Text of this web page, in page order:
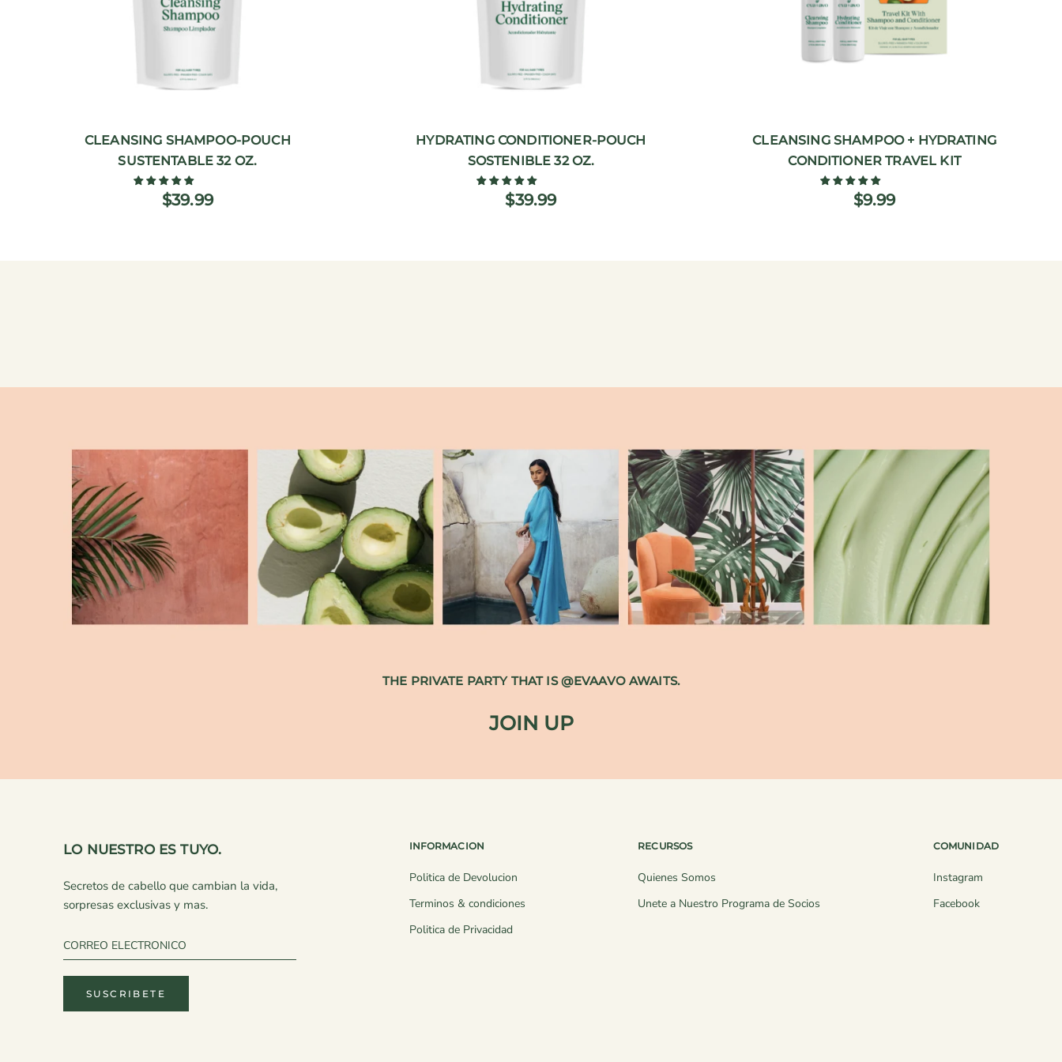
CLEANSING SHAMPOO-POUCH
SUSTENTABLE 32 OZ.
$39.99
HYDRATING CONDITIONER-POUCH
SOSTENIBLE 32 OZ.
$39.99
CLEANSING SHAMPOO + HYDRATING
CONDITIONER TRAVEL KIT
$9.99
THE PRIVATE PARTY THAT IS @EVAAVO AWAITS.
JOIN UP
LO NUESTRO ES TUYO.
Secretos de cabello que cambian la vida,
sorpresas exclusivas y mas.
SUSCRIBETE
INFORMACION
Politica de Devolucion
Terminos & condiciones
Politica de Privacidad
RECURSOS
Quienes Somos
Unete a Nuestro Programa de Socios
COMUNIDAD
Instagram
Facebook